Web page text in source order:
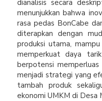
dianalisis secara
menunjukkan bahwa
rasa pedas BonCabe
diterapkan dengan
produksi utama,
memperkuat daya
berpotensi
menjadi strategi yang
tambah produk
ekonomi UMKM di Desa